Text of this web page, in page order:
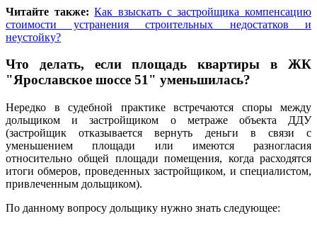
Читайте также: Как взыскать с застройщика компенсацию
стоимости устранения строительных недостатков и
неустойку?
Что делать, если площадь квартиры в ЖК
"Ярославское шоссе 51" уменьшилась?
Нередко в судебной практике встречаются споры между
дольщиком и застройщиком о метраже объекта ДДУ
(застройщик отказывается вернуть деньги в связи с
уменьшением площади или имеются разногласия
относительно общей площади помещения, когда расходятся
итоги обмеров, проведенных застройщиком, и специалистом,
привлеченным дольщиком).
По данному вопросу дольщику нужно знать следующее: